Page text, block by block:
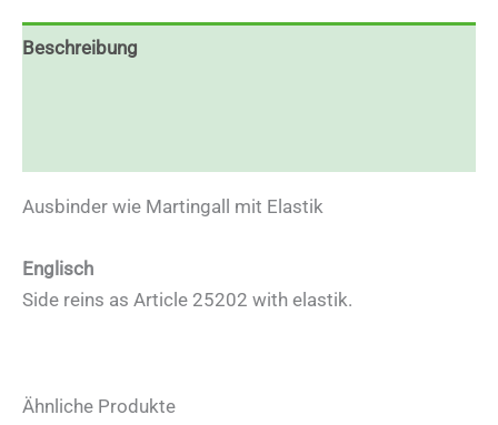
Beschreibung
Ausbinder wie Martingall mit Elastik
Englisch
Side reins as Article 25202 with elastik.
Ähnliche Produkte